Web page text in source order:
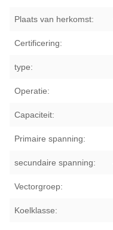
Plaats van herkomst:
Certificering:
type:
Operatie:
Capaciteit:
Primaire spanning:
secundaire spanning:
Vectorgroep:
Koelklasse: